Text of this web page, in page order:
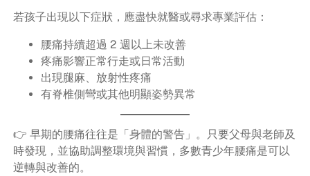
若孩子出現以下症狀，應盡快就醫或尋求專業評估：
腰痛持續超過 2 週以上未改善
疼痛影響正常行走或日常活動
出現腿麻、放射性疼痛
有脊椎側彎或其他明顯姿勢異常
👉 早期的腰痛往往是「身體的警告」。只要父母與老師及
時發現，並協助調整環境與習慣，多數青少年腰痛是可以
逆轉與改善的。